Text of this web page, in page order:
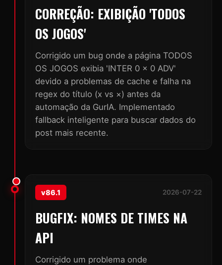
CORREÇÃO: EXIBIÇÃO 'TODOS
OS JOGOS'
Corrigido um bug onde a página TODOS
OS JOGOS exibia 'INTER 0 x 0 ADV'
devido a problemas de cache e falha na
regex do título (x vs ×) antes da
automação da GurIA. Implementado
fallback inteligente para buscar dados do
post mais recente.
v86.1 2026-07-22
BUGFIX: NOMES DE TIMES NA
API
Corrigido um problema onde